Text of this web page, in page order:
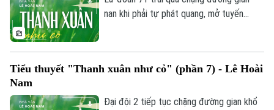
nan khi phải tự phát quang, mở tuyến
Việt Nam đành tự chặt cây, đóng cọc
rắn độc, côn trùng và bệnh tật nguy hiểm.
Tiểu thuyết "Thanh xuân như cỏ" (phần 7) - Lê Hoài
Nam
Đại đội 2 tiếp tục chặng đường gian khổ